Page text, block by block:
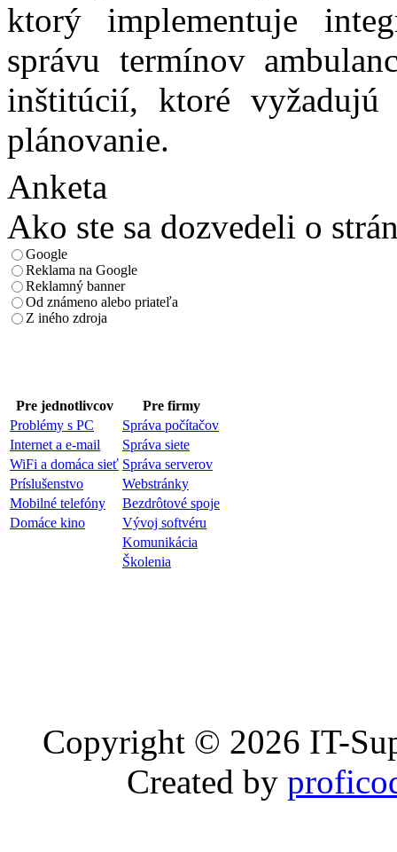
ktorý implementuje
správu termínov
inštitúcií, ktoré vyžadujú
plánovanie.
Anketa
Ako ste sa dozvedeli o
Google
Reklama na Google
Reklamný banner
Od známeno alebo priateľa
Z iného zdroja
Pre jednotlivcov
Pre firmy
Problémy s PC
Správa počítačov
Internet a e-mail
Správa siete
WiFi a domáca sieť Správa serverov
Príslušenstvo
Webstránky
Mobilné telefóny
Bezdrôtové spoje
Domáce kino
Vývoj softvéru
Komunikácia
Školenia
Copyright © 2026 IT-
Created by